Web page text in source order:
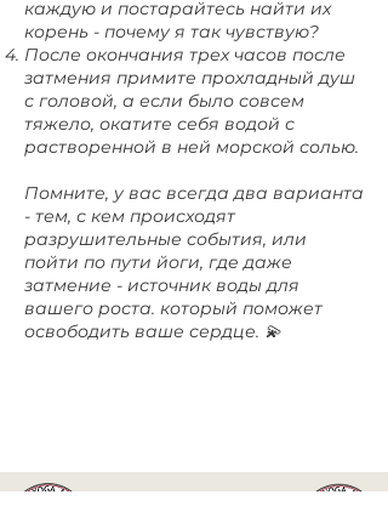
каждую и постарайтесь найти их
корень - почему я так чувствую?
После окончания трех часов после
затмения примите прохладный душ
с головой, а если было совсем
тяжело, окатите себя водой с
растворенной в ней морской солью.
Помните, у вас всегда два варианта
- тем, с кем происходят
разрушительные события, или
пойти по пути йоги, где даже
затмение - источник воды для
вашего роста. который поможет
освободить ваше сердце. 💫